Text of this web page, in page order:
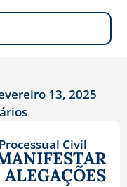
13, 2025
Civil